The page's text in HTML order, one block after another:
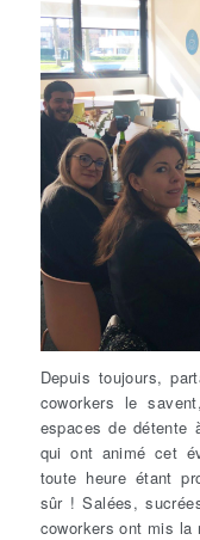
Depuis toujours,
coworkers le
espaces de détente
qui ont animé cet
toute heure étant
sûr ! Salées,
coworkers ont mis la